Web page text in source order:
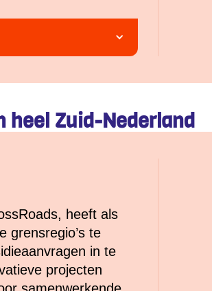
heel Zuid-Nederland
heeft als
grensregio’s te
in te
projecten